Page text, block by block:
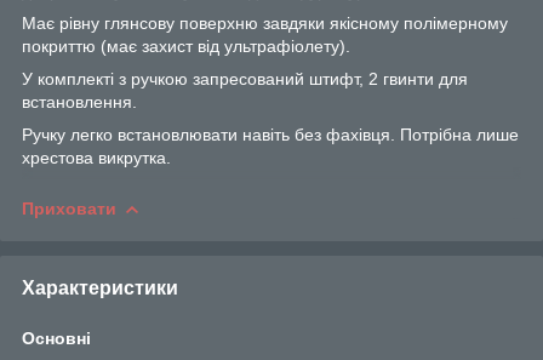
Має рівну глянсову поверхню завдяки якісному полімерному
покриттю (має захист від ультрафіолету).
У комплекті з ручкою запресований штифт, 2 гвинти для
встановлення.
Ручку легко встановлювати навіть без фахівця. Потрібна лише
хрестова викрутка.
Приховати
Характеристики
Основні